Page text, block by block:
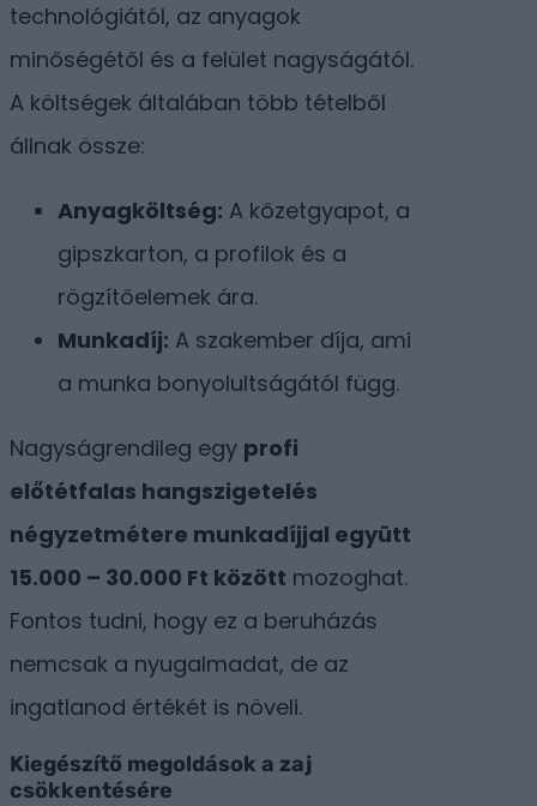
technológiától, az anyagok
minőségétől és a felület nagyságától.
A költségek általában több tételből
állnak össze:
Anyagköltség: A kőzetgyapot, a
gipszkarton, a profilok és a
rögzítőelemek ára.
Munkadíj: A szakember díja, ami
a munka bonyolultságától függ.
Nagyságrendileg egy profi
előtétfalas hangszigetelés
négyzetmétere munkadíjjal együtt
15.000 – 30.000 Ft között mozoghat.
Fontos tudni, hogy ez a beruházás
nemcsak a nyugalmadat, de az
ingatlanod értékét is növeli.
Kiegészítő megoldások a zaj
csökkentésére